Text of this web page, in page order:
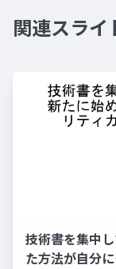
関連スライ
技術書を集中
た方法が自分